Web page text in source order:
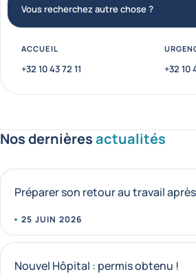
Vous recherchez autre chose ?
ACCUEIL
+32 10 43 72 11 +32 10
Nos dernièresactualités
Préparer son retour au travail
25 JUIN 2026
Nouvel Hôpital : permis obtenu !